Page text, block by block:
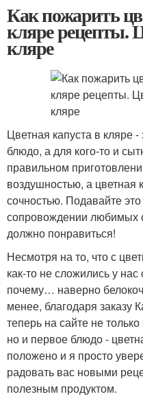
Как пожарить
кляре рецепты.
кляре
Цветная капуста в кляре
блюдо, а для кого-то и
правильном
воздушностью, а цветная
сочностью. Подавайте
сопровождении любимых
должно понравиться!
Несмотря на то, что с
как-то не сложились у
почему… наверно
менее, благодаря заказу
теперь на сайте не
но и первое блюдо -
положено и я просто
радовать вас новыми
полезным продуктом.